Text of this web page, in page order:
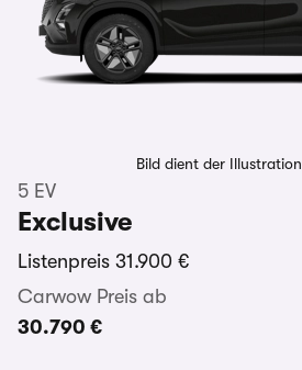
Bild dient der Illustration
5 EV
Exclusive
Listenpreis 31.900 €
Carwow Preis ab
30.790 €